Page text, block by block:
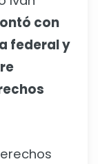
con
federal y